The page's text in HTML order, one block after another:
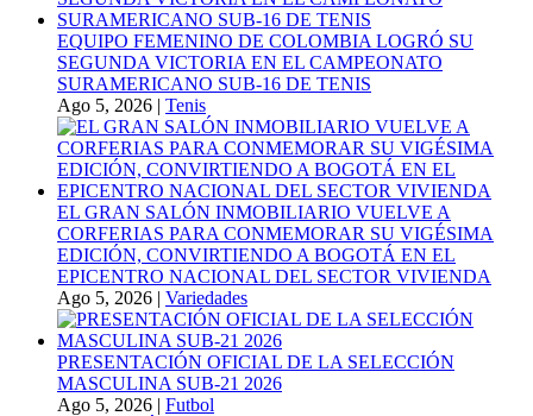
EQUIPO FEMENINO DE COLOMBIA LOGRÓ SU
SEGUNDA VICTORIA EN EL CAMPEONATO
SURAMERICANO SUB-16 DE TENIS
Ago 5, 2026 | Tenis
EL GRAN SALÓN INMOBILIARIO VUELVE A
CORFERIAS PARA CONMEMORAR SU VIGÉSIMA
EDICIÓN, CONVIRTIENDO A BOGOTÁ EN EL
EPICENTRO NACIONAL DEL SECTOR VIVIENDA
Ago 5, 2026 | Variedades
PRESENTACIÓN OFICIAL DE LA SELECCIÓN
MASCULINA SUB-21 2026
Ago 5, 2026 | Futbol